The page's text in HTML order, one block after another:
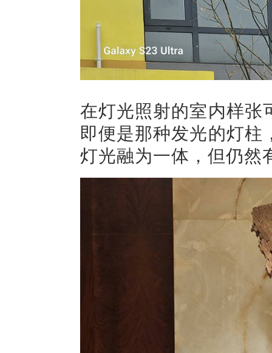
在灯光照射的室内样
即便是那种发光的灯
灯光融为一体，但仍然